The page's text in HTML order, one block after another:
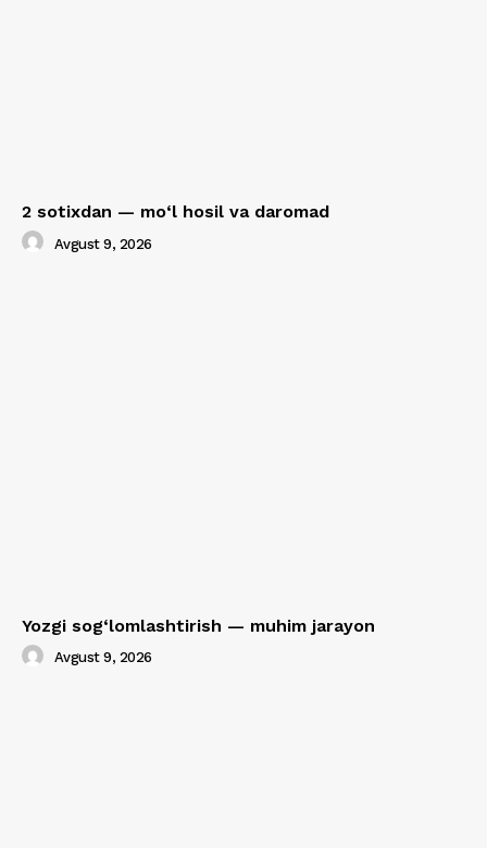
2 sotixdan — mo‘l hosil va daromad
Avgust 9, 2026
Yozgi sog‘lomlashtirish — muhim jarayon
Avgust 9, 2026